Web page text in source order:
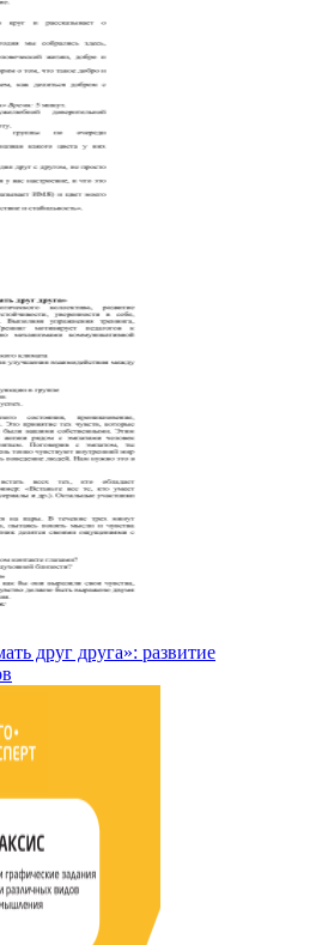
друг друга»: развитие